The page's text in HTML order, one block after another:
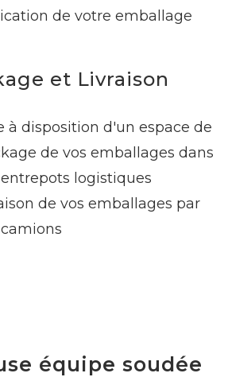
de votre emballage
et Livraison
à disposition d'un espace de
de vos emballages dans
logistiques
de vos emballages par
équipe soudée